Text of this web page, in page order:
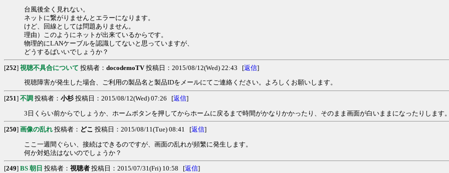
台風後全く見れない。
ネットに繋がりませんとエラーになります。
けど、回線としては問題ありません。
理由）このようにネットが出来ているからです。
物理的にLANケーブルを認識してないと思っていますが、
どうするばいいでしょうか？
[252] 視聴不具合について 投稿者： docodemoTV投稿日：2015/08/12(Wed) 22:43 [返信]
視聴障害が発生した場合、ご利用の製品名と製品IDをメールにてご連絡ください。よろしくお願いします。
[251] 不調 投稿者： 小杉 投稿日：2015/08/12(Wed) 07:26 [返信]
3日くらい前からでしょうか、ホームボタンを押してからホームに戻るまで時間がかなりかかったり、そのまま画面が白いままになったりします
[250] 画像の乱れ 投稿者： どこ 投稿日：2015/08/11(Tue) 08:41 [返信]
ここ一週間ぐらい、接続はできるのですが、画面の乱れが頻繁に発生します。
何か対処法はないのでしょうか？
[249] BS 朝日 投稿者： 視聴者 投稿日：2015/07/31(Fri) 10:58 [返信]